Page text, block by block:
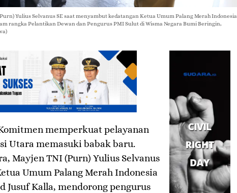
Yulius Selvanus SE saat menyambut kedatangan Ketua Umum Palang Merah Indonesia
rangka Pelantikan Dewan dan Pengurus PMI Sulut di Wisma Negara Bumi Beringin,
memperkuat pelayanan
Utara memasuki babak baru.
Mayjen TNI (Purn) Yulius Selvanus
Umum Palang Merah Indonesia
Jusuf Kalla, mendorong pengurus